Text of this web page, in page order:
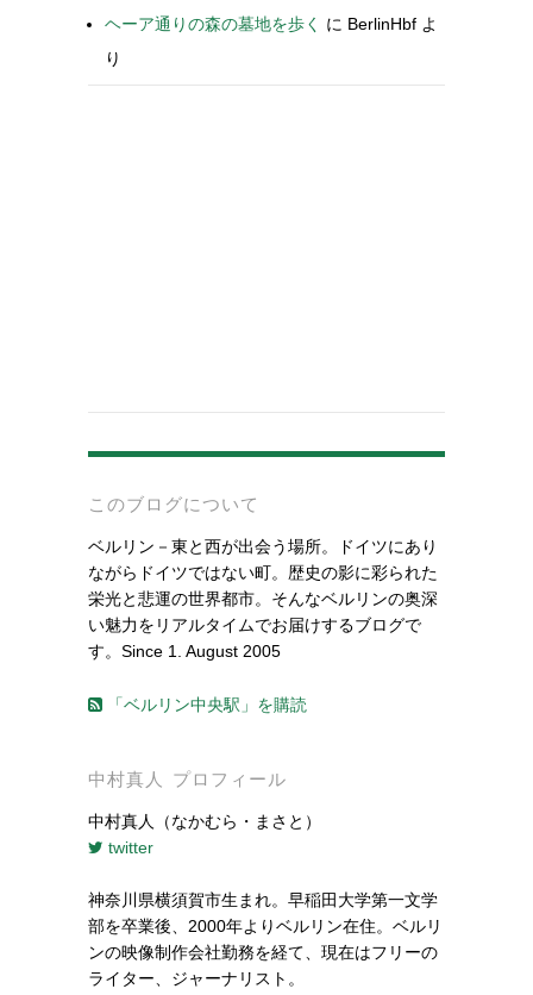
ヘーア通りの森の墓地を歩く
に BerlinHbf よ
り
このブログについて
ベルリン－東と西が出会う場所。ドイツにあり
ながらドイツではない町。歴史の影に彩られた
栄光と悲運の世界都市。そんなベルリンの奥深
い魅力をリアルタイムでお届けするブログで
す。Since 1. August 2005
「ベルリン中央駅」を購読
中村真人 プロフィール
中村真人（なかむら・まさと）
twitter
神奈川県横須賀市生まれ。早稲田大学第一文学
部を卒業後、2000年よりベルリン在住。ベルリ
ンの映像制作会社勤務を経て、現在はフリーの
ライター、ジャーナリスト。